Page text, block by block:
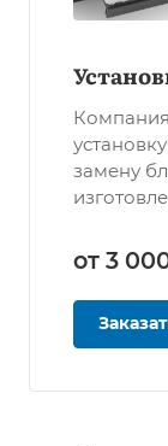
замену
от 3